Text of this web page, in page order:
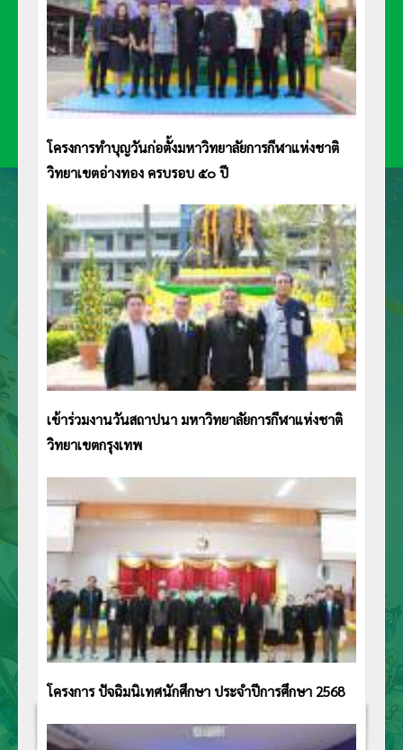
โครงการทำบุญวันก่อตั้งมหาวิทยาลัยการกีฬาแห่งชาติ
วิทยาเขตอ่างทอง ครบรอบ ๕๐ ปี
เข้าร่วมงานวันสถาปนา มหาวิทยาลัยการกีฬาแห่งชาติ
วิทยาเขตกรุงเทพ
โครงการ ปัจฉิมนิเทศนักศึกษา ประจำปีการศึกษา 2568